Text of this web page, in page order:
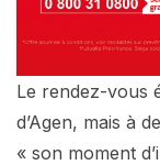
Le rendez-vous
d’Agen, mais à
« son moment